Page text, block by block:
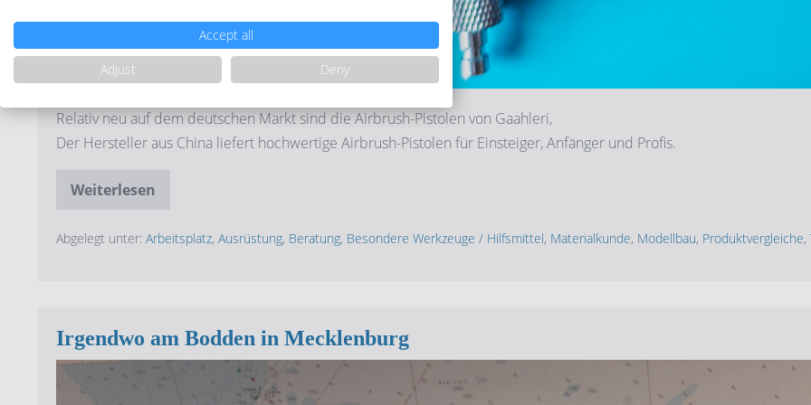
Relativ neu auf dem deutschen Markt sind die Airbrush-Pistolen von Gaahleri,
Der Hersteller aus China liefert hochwertige Airbrush-Pistolen für Einsteiger, Anfänger und Profis.
Weiterlesen
Gaahleri
für
Abgelegt unter: Arbeitsplatz, Ausrüstung, Beratung, Besondere Werkzeuge / Hilfsmittel, Materialkunde, Modellbau, Produktvergleiche,
Irgendwo am Bodden in Mecklenburg
Irgendwo
Accept all
Adjust
Deny